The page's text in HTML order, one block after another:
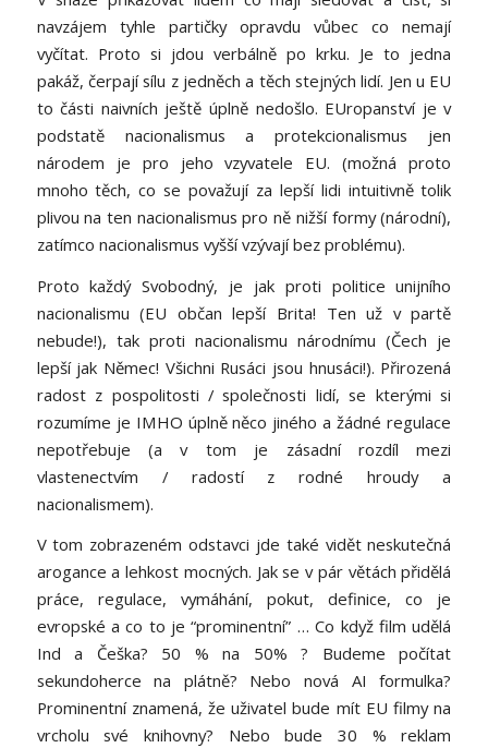
navzájem tyhle partičky opravdu vůbec co nemají
vyčítat. Proto si jdou verbálně po krku. Je to jedna
pakáž, čerpají sílu z jedněch a těch stejných lidí. Jen u EU
to části naivních ještě úplně nedošlo. EUropanství je v
podstatě nacionalismus a protekcionalismus jen
národem je pro jeho vzyvatele EU. (možná proto
mnoho těch, co se považují za lepší lidi intuitivně tolik
plivou na ten nacionalismus pro ně nižší formy (národní),
zatímco nacionalismus vyšší vzývají bez problému).
Proto každý Svobodný, je jak proti politice unijního
nacionalismu (EU občan lepší Brita! Ten už v partě
nebude!), tak proti nacionalismu národnímu (Čech je
lepší jak Němec! Všichni Rusáci jsou hnusáci!). Přirozená
radost z pospolitosti / společnosti lidí, se kterými si
rozumíme je IMHO úplně něco jiného a žádné regulace
nepotřebuje (a v tom je zásadní rozdíl mezi
vlastenectvím / radostí z rodné hroudy a
nacionalismem).
V tom zobrazeném odstavci jde také vidět neskutečná
arogance a lehkost mocných. Jak se v pár větách přidělá
práce, regulace, vymáhání, pokut, definice, co je
evropské a co to je “prominentní” … Co když film udělá
Ind a Češka? 50 % na 50% ? Budeme počítat
sekundoherce na plátně? Nebo nová AI formulka?
Prominentní znamená, že uživatel bude mít EU filmy na
vrcholu své knihovny? Nebo bude 30 % reklam